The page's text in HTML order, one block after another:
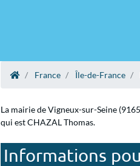
France Île-de-France
La mairie de Vigneux-sur-Seine
qui est CHAZAL Thomas.
Informations